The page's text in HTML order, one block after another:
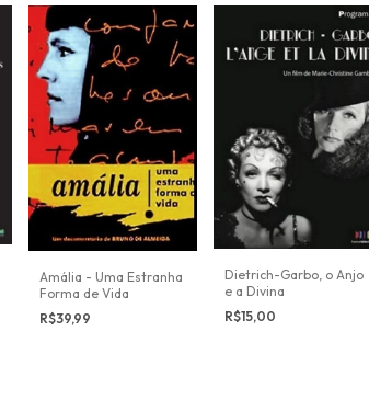
Amália - Uma Estranha
Forma de Vida
R$39,99
Dietrich-Garbo, o Anjo
e a Divina
R$15,00